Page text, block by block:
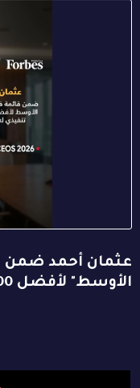
عثمان أحمد ضمن
الأوسط" لأفضل 100 رئيس تنفيذي